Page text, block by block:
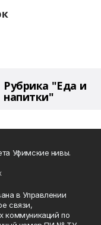
Рубрика "Еда и
напитки"
Уфимские нивы.
в Управлении
связи,
коммуникаций по